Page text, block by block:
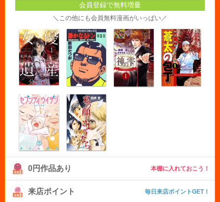
会員登録で無料増量
＼この他にも会員無料漫画がいっぱい／
0円作品あり 本棚に入れておこう！
来店ポイント 毎日来店ポイントGET！